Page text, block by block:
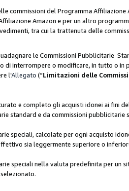
commissioni del Programma Affiliazione
Amazon e per un altro
tra cui la trattenuta delle
le Commissioni Pubblicitarie
interrompere o modificare, in tutto o in
l'Allegato (“Limitazioni delle
e completo gli acquisti idonei ai fini
standard e da commissioni pubblicitarie
speciali, calcolate per ogni acquisto
sia leggermente superiore o
speciali nella valuta predefinita per un